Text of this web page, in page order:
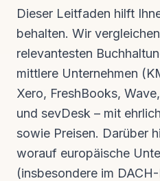
Dieser Leitfaden hilft
behalten. Wir
relevantesten
mittlere Unternehmen
Xero, FreshBooks,
und sevDesk – mit
sowie Preisen. Darüber
worauf europäische
(insbesondere im